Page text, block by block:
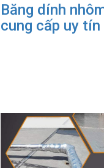
Băng dính
cung cấp uy tín